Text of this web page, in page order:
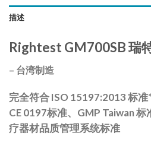
描述
Rightest GM700SB 瑞
– 台湾制造
完全符合 ISO 15197:2013 标
CE 0197标准、GMP Taiwan
疗器材品质管理系统标准